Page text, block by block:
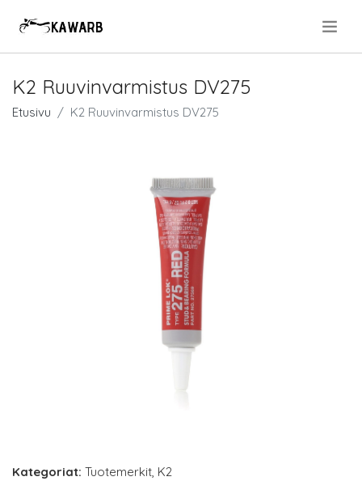
K2 Ruuvinvarmistus DV275
Etusivu K2 Ruuvinvarmistus DV275
Kategoriat: Tuotemerkit, K2